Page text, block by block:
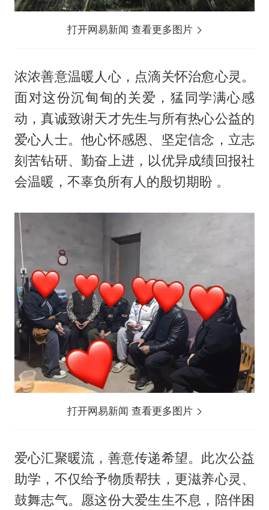
打开网易新闻 查看更多图片
浓浓善意温暖人心，点滴关怀治愈心灵。
面对这份沉甸甸的关爱，猛同学满心感
动，真诚致谢天才先生与所有热心公益的
爱心人士。他心怀感恩、坚定信念，立志
刻苦钻研、勤奋上进，以优异成绩回报社
会温暖，不辜负所有人的殷切期盼 。
打开网易新闻 查看更多图片
爱心汇聚暖流，善意传递希望。此次公益
助学，不仅给予物质帮扶，更滋养心灵、
鼓舞志气。愿这份大爱生生不息，陪伴困